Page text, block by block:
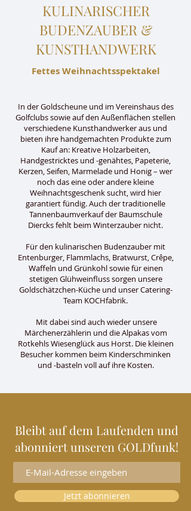
KULINARISCHER
BUDENZAUBER &
KUNSTHANDWERK
Fettes Weihnachtsspektakel
In der Goldscheune und im Vereinshaus des
Golfclubs sowie auf den Außenflächen stellen
verschiedene Kunsthandwerker aus und
bieten ihre handgemachten Produkte zum
Kauf an: Kreative Holzarbeiten,
Handgestricktes und -genähtes, Papeterie,
Kerzen, Seifen, Marmelade und Honig – wer
noch das eine oder andere kleine
Weihnachtsgeschenk sucht, wird hier
garantiert fündig. Auch der traditionelle
Tannenbaumverkauf der Baumschule
Diercks fehlt beim Winterzauber nicht.
Für den kulinarischen Budenzauber mit
Entenburger, Flammlachs, Bratwurst, Crêpe,
Waffeln und Grünkohl sowie für einen
stetigen Glühweinfluss sorgen unsere
Goldschätzchen-Küche und unser Catering-
Team KOCHfabrik.
Mit dabei sind auch wieder unsere
Märchenerzählerin und die Alpakas vom
Rotkehls Wiesenglück aus Horst. Die kleinen
Besucher kommen beim Kinderschminken
und -basteln voll auf ihre Kosten.
Bleibt auf dem Laufenden und
abonniert unseren GOLDfunk!
Jetzt abonnieren